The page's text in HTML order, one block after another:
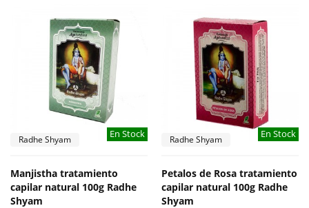
En Stock
Radhe Shyam
Manjistha tratamiento
capilar natural 100g Radhe
Shyam
En Stock
Radhe Shyam
Petalos de Rosa tratamiento
capilar natural 100g Radhe
Shyam